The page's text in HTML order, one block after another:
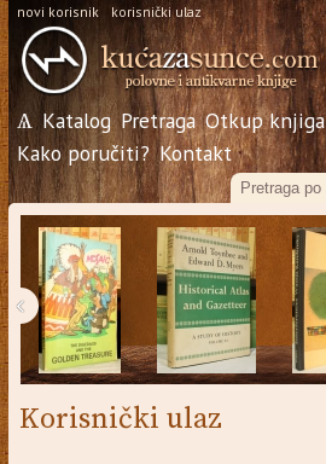
novi korisnik korisnički ulaz
Ѧ Katalog Pretraga Otkup knjiga
Kako poručiti? Kontakt
‹
Korisnički ulaz